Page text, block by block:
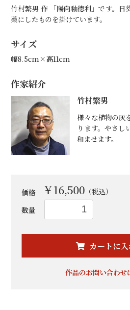
竹村繁男 作 「陽向釉徳利」です。日
薬にしたものを掛けています。
サイズ
幅8.5cm×高11cm
作家紹介
竹村繁男
様々な植物の灰
ります。やさし
和ませます。
価格 ￥16,500 （税込）
数量
カートに
お買い物を続ける
作品のお問い合わせ